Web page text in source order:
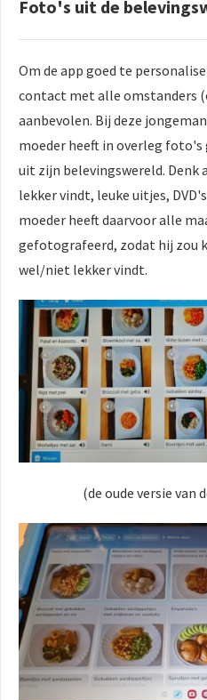
Foto's uit de
Om de app goed te
contact met alle omstanders
aanbevolen. Bij deze
moeder heeft in overleg
uit zijn belevingswereld. Denk
lekker vindt, leuke uitjes,
moeder heeft daarvoor alle
gefotografeerd, zodat hij zou
wel/niet lekker vindt.
(de oude versie van